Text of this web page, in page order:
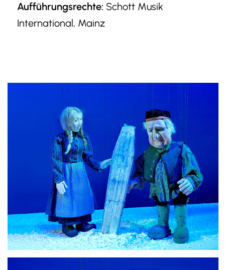
Aufführungsrechte: Schott Musik
International, Mainz